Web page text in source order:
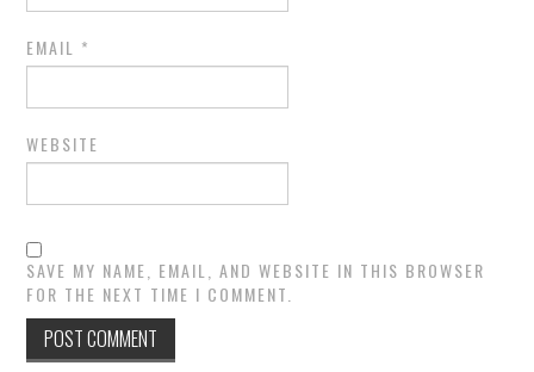
EMAIL *
WEBSITE
SAVE MY NAME, EMAIL, AND WEBSITE IN THIS BROWSER
FOR THE NEXT TIME I COMMENT.